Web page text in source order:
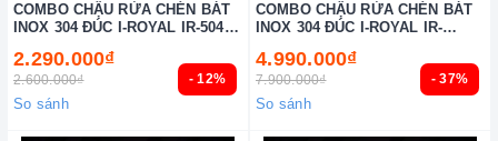
- 12%
COMBO CHẬU RỬA CHÉN BÁT
INOX 304 ĐÚC I-ROYAL IR-5045
2.290.000₫
2.600.000₫
So sánh
- 37%
COMBO CHẬU RỬA CHÉN BÁT
INOX 304 ĐÚC I-ROYAL IR-
4.990.000₫
7.900.000₫
So sánh